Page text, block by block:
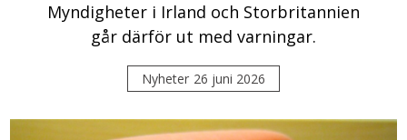
Myndigheter i Irland och Storbritannien
går därför ut med varningar.
Nyheter 26 juni 2026